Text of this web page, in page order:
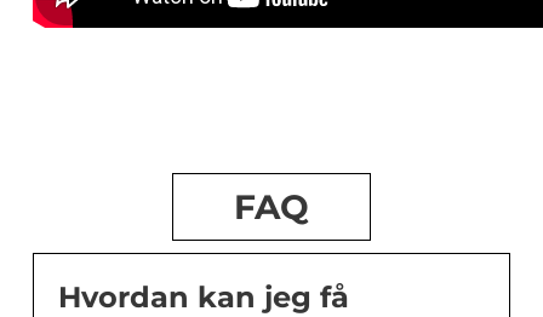
FAQ
Hvordan kan jeg få